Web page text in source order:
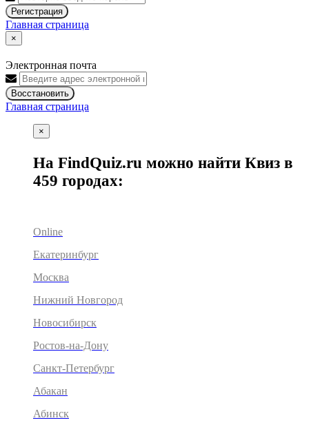
Регистрация
Главная страница
×
Электронная почта
Восстановить
Главная страница
×
На FindQuiz.ru можно найти Квиз в
459 городах:
Online
Екатеринбург
Москва
Нижний Новгород
Новосибирск
Ростов-на-Дону
Санкт-Петербург
Абакан
Абинск